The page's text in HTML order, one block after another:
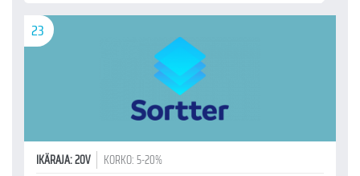
23
IKÄRAJA: 20V KORKO: 5-20%